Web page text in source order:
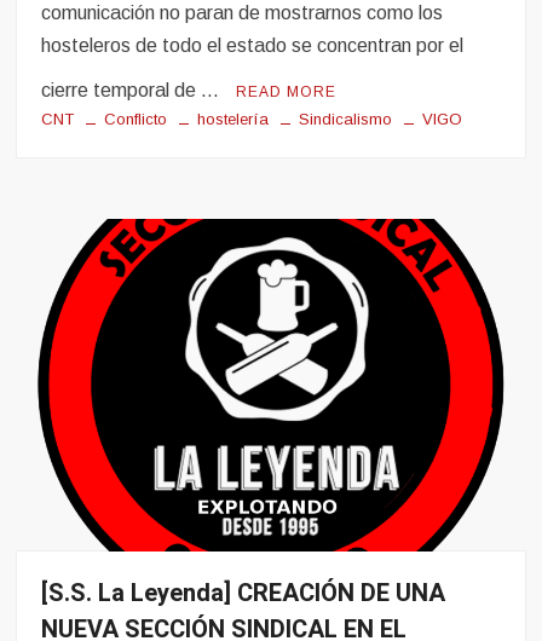
comunicación no paran de mostrarnos como los
hosteleros de todo el estado se concentran por el
cierre temporal de … READ MORE
CNT Conflicto hostelería Sindicalismo VIGO
Conflito
Hosteleria
[S.S. La Leyenda] CREACIÓN DE UNA
NUEVA SECCIÓN SINDICAL EN EL